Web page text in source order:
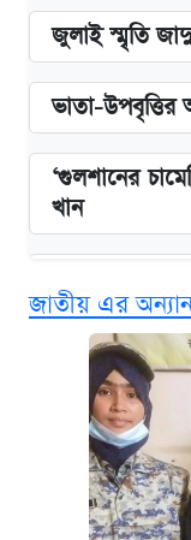
জুলাই স্মৃতি
ভাতা-
‘গুলশানের
খান
এক ক্লিকে
দাম ও ফিচার
আজকের
নবম জাতীয়
জাতীয় এর